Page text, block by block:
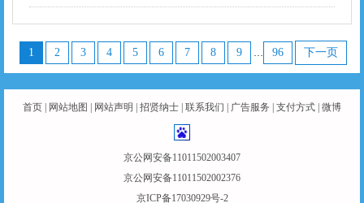
1 2 3 4 5 6 7 8 9 … 96 下一页
首页 网站地图 网站声明 招贤纳士 联系我们 广告服务 支付方式 微博
京公网安备11011502003407
京公网安备11011502002376
京ICP备17030929号-2